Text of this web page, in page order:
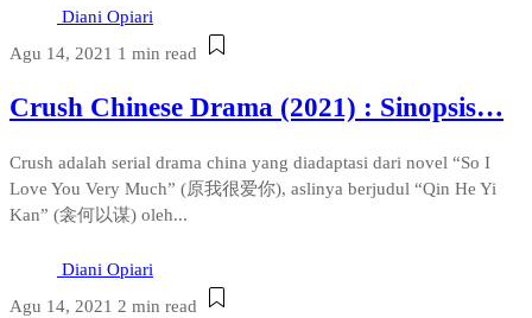
Diani Opiari
Agu 14, 2021 1 min read
Crush Chinese Drama (2021) : Sinopsis…
Crush adalah serial drama china yang diadaptasi dari novel “So I
Love You Very Much” (原我很爱你), aslinya berjudul “Qin He Yi
Kan” (衾何以谋) oleh...
Diani Opiari
Agu 14, 2021 2 min read